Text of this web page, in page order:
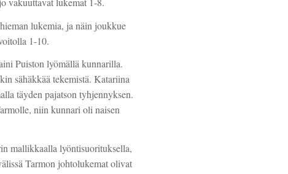
lukemia, ja näin joukkue
1-10.
Puiston lyömällä kunnarilla.
sähäkkää tekemistä. Katariina
täyden pajatson tyhjennyksen.
niin kunnari oli naisen
mallikkaalla lyöntisuorituksella,
Tarmon johtolukemat olivat